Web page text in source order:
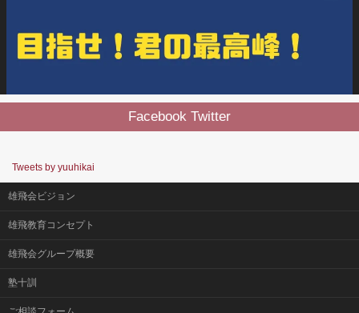
Facebook Twitter
Tweets by yuuhikai
雄飛会ビジョン
雄飛教育コンセプト
雄飛会グループ概要
塾十訓